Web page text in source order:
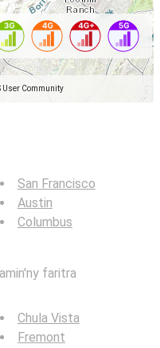
User Community
San Francisco
Austin
Columbus
faritra
Chula Vista
Fremont